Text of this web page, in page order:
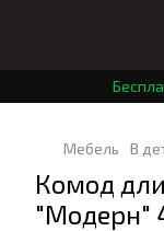
Мебель В
Комод
"Модерн"